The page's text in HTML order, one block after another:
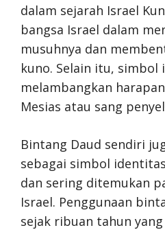
dalam sejarah Israel
bangsa Israel dalam
musuhnya dan
kuno. Selain itu, simbol
melambangkan
Mesias atau sang
Bintang Daud sendiri
sebagai simbol
dan sering ditemukan
Israel. Penggunaan
sejak ribuan tahun